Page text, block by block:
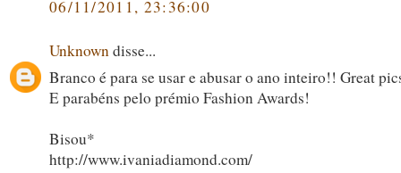
06/11/2011, 23:36:00
Unknowndisse...
Branco é para se usar e abusar o ano inteiro!! Great
E parabéns pelo prémio Fashion Awards!
Bisou*
http://www.ivaniadiamond.com/